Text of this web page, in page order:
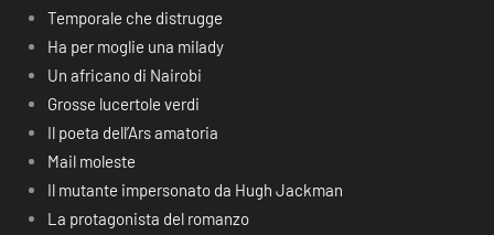
Temporale che distrugge
Ha per moglie una milady
Un africano di Nairobi
Grosse lucertole verdi
Il poeta dell’Ars amatoria
Mail moleste
Il mutante impersonato da Hugh Jackman
La protagonista del romanzo